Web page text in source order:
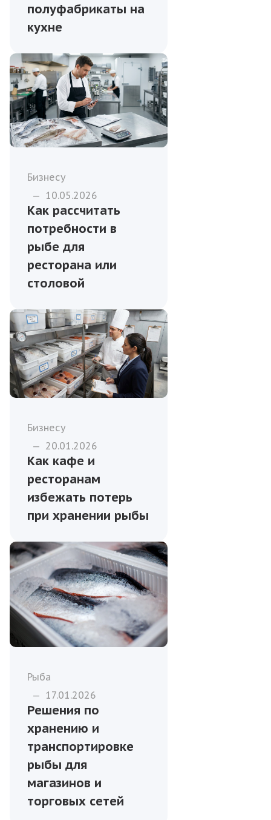
полуфабрикаты на
кухне
Бизнесу
— 10.05.2026
Как рассчитать
потребности в
рыбе для
ресторана или
столовой
Бизнесу
— 20.01.2026
Как кафе и
ресторанам
избежать потерь
при хранении рыбы
Рыба
— 17.01.2026
Решения по
хранению и
транспортировке
рыбы для
магазинов и
торговых сетей